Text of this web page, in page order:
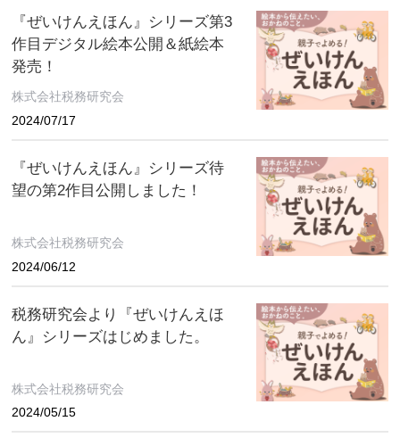
『ぜいけんえほん』シリーズ第3
作目デジタル絵本公開＆紙絵本
発売！
株式会社税務研究会
2024/07/17
『ぜいけんえほん』シリーズ待
望の第2作目公開しました！
株式会社税務研究会
2024/06/12
税務研究会より『ぜいけんえほ
ん』シリーズはじめました。
株式会社税務研究会
2024/05/15